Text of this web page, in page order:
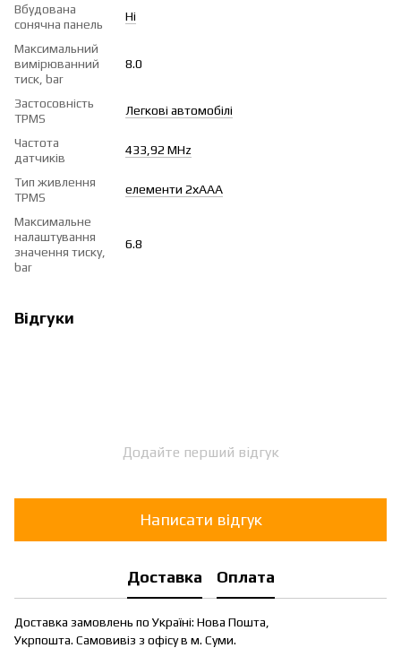
Вбудована
сонячна панель
Ні
Максимальний
вимірюванний
тиск, bar
8.0
Застосовність
TPMS
Легкові автомобілі
Частота
датчиків
433,92 MHz
Тип живлення
TPMS
елементи 2хААА
Максимальне
налаштування
значення тиску,
bar
6.8
Відгуки
Додайте перший відгук
Написати відгук
Доставка Оплата
Доставка замовлень по Україні: Нова Пошта,
Укрпошта. Самовивіз з офісу в м. Суми.